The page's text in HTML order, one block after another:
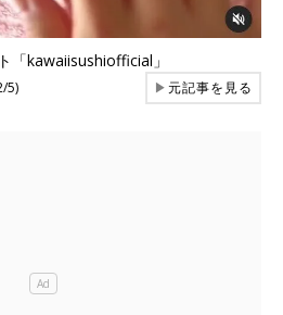
「kawaiisushiofficial」
5) ▶元記事を見る